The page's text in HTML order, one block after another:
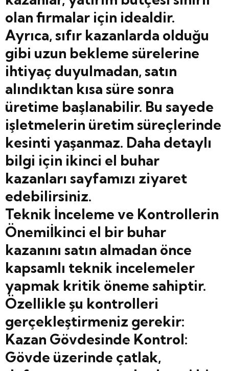
olan firmalar için idealdir.
Ayrıca, sıfır kazanlarda olduğu
gibi uzun bekleme sürelerine
ihtiyaç duyulmadan, satın
alındıktan kısa süre sonra
üretime başlanabilir. Bu sayede
işletmelerin üretim süreçlerinde
kesinti yaşanmaz. Daha detaylı
bilgi için ikinci el buhar
kazanları sayfamızı ziyaret
edebilirsiniz.
Teknik İnceleme ve Kontrollerin
Önemiİkinci el bir buhar
kazanını satın almadan önce
kapsamlı teknik incelemeler
yapmak kritik öneme sahiptir.
Özellikle şu kontrolleri
gerçekleştirmeniz gerekir:
Kazan Gövdesinde Kontrol:
Gövde üzerinde çatlak,